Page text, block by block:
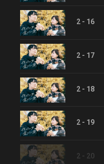
2 - 16
2 - 17
2 - 18
2 - 19
2 - 20